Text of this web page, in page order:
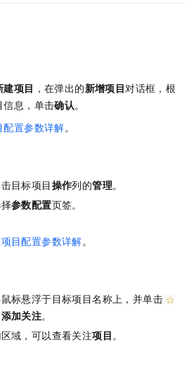
建项目 ，在弹出的新增项目对话框，根
信息，单击确认。
配置参数详解。
目标项目操作列的管理。
参数配置页签。
项目配置参数详解。
标悬浮于目标项目名称上，并单击
添加关注。
区域，可以查看关注项目 。